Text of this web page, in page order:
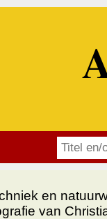
en
van